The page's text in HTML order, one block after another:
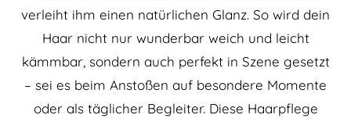
verleiht ihm einen natürlichen Glanz. So wird dein
Haar nicht nur wunderbar weich und leicht
kämmbar, sondern auch perfekt in Szene gesetzt
– sei es beim Anstoßen auf besondere Momente
oder als täglicher Begleiter. Diese Haarpflege